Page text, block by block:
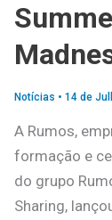
Notícias • 14 de
A Rumos,
formação e
do grupo
Sharing,